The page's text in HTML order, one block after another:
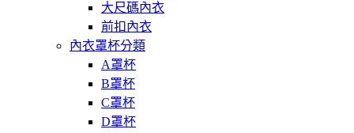
大尺碼內衣
前扣內衣
內衣罩杯分類
A罩杯
B罩杯
C罩杯
D罩杯